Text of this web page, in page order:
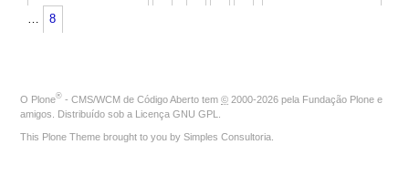
… 8
O Plone® - CMS/WCM de Código Aberto tem © 2000-2026 pela Fundação Plone e
amigos. Distribuído sob a Licença GNU GPL
This Plone Theme brought to you by Simples Consultoria